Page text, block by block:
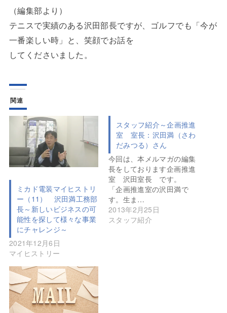
（編集部より）
テニスで実績のある沢田部長ですが、ゴルフでも「今が
一番楽しい時」と、笑顔でお話を
してくださいました。
関連
ミカド電装マイヒストリ
ー（11） 沢田満工務部
長～新しいビジネスの可
能性を探して様々な事業
にチャレンジ～
2021年12月6日
マイヒストリー
スタッフ紹介～企画推進
室 室長：沢田満（さわ
だみつる）さん
今回は、本メルマガの編集
長をしております企画推進
室 沢田室長 です。
「企画推進室の沢田満で
す。生ま…
2013年2月25日
スタッフ紹介